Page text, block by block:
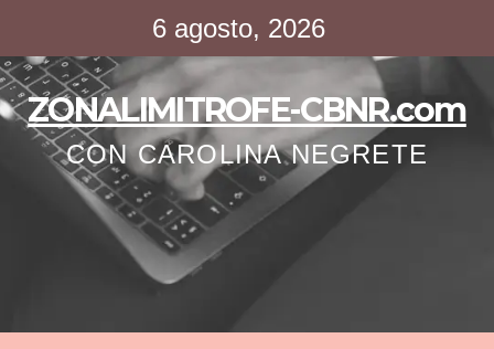
contenido
6 agosto, 2026
ZONALIMITROFE-CBNR.com
CON CAROLINA NEGRETE